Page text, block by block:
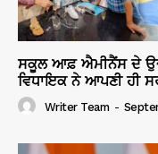
ਸਕੂਲ ਆਫ਼ ਐਮੀਨੈਂਸ ਦੇ
ਵਿਧਾਇਕ ਨੇ ਆਪਣੀ ਹੀ
Writer Team -